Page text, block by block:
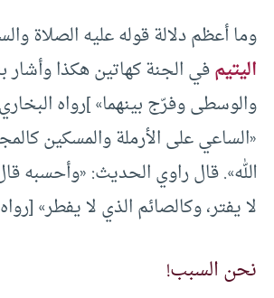
وما أعظم دلالة قوله عليه الصلاة
اليتيمفي الجنة كهاتين هكذا وأشار
والوسطى وفرّج بينهما» ]رواه
«الساعي على الأرملة والمسكين
الله». قال راوي الحديث: «وأحسبه
لا يفتر، وكالصائم الذي لا يفطر»
نحن السبب!